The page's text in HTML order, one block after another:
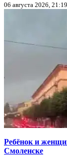
06 августа 2026, 21:19
Ребёнок и
Смоленске